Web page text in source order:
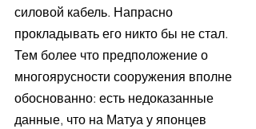
силовой кабель. Напрасно
прокладывать его никто бы не стал.
Тем более что предположение о
многоярусности сооружения вполне
обоснованно: есть недоказанные
данные, что на Матуа у японцев